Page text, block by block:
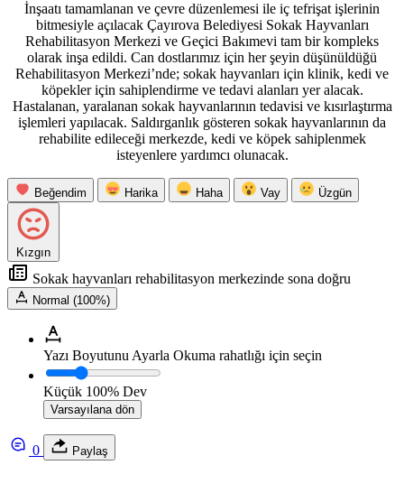
İnşaatı tamamlanan ve çevre düzenlemesi ile iç tefrişat işlerinin
bitmesiyle açılacak Çayırova Belediyesi Sokak Hayvanları
Rehabilitasyon Merkezi ve Geçici Bakımevi tam bir kompleks
olarak inşa edildi. Can dostlarımız için her şeyin düşünüldüğü
Rehabilitasyon Merkezi’nde; sokak hayvanları için klinik, kedi ve
köpekler için sahiplendirme ve tedavi alanları yer alacak.
Hastalanan, yaralanan sokak hayvanlarının tedavisi ve kısırlaştırma
işlemleri yapılacak. Saldırganlık gösteren sokak hayvanlarının da
rehabilite edileceği merkezde, kedi ve köpek sahiplenmek
isteyenlere yardımcı olunacak.
Beğendim Harika Haha Vay Üzgün
Kızgın
Sokak hayvanları rehabilitasyon merkezinde sona doğru
Normal (100%)
Yazı Boyutunu Ayarla Okuma rahatlığı için seçin
Küçük 100% Dev
Varsayılana dön
0 Paylaş